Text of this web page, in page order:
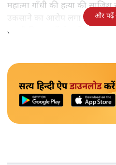
महात्मा गाँधी की हत्या की
उकसाने का आरोप लगा था, उन
तकनीकी कारणों से उन्हें सज़ा नहीं
और पढ़ें
सत्य हिन्दी ऐपडाउनलोडकरें